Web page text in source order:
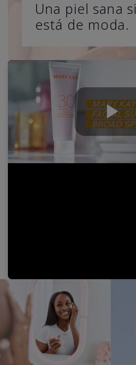
Una piel sana
está de moda.